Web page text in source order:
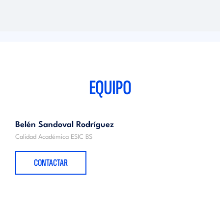
EQUIPO
Belén Sandoval Rodríguez
Calidad Académica ESIC BS
CONTACTAR